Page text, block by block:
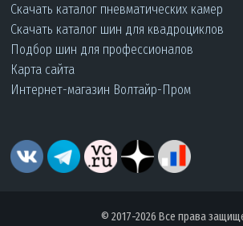
Скачать каталог пневматических камер
Скачать каталог шин для квадроциклов
Подбор шин для профессионалов
Карта сайта
Интернет-магазин Волтайр-Пром
© 2017-2026 Все права